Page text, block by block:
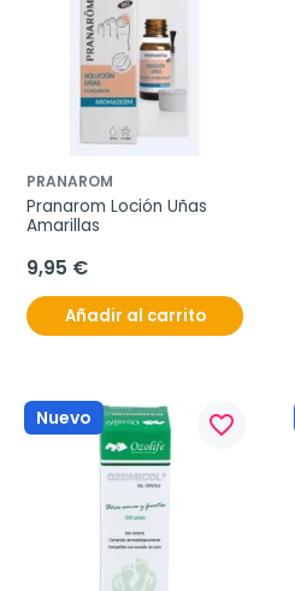
PRANAROM
Pranarom Loción Uñas
Amarillas
9,95 €
Añadir al carrito
Nuevo favorite_border